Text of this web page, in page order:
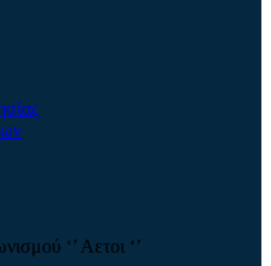
‘’ Αετοι ‘’